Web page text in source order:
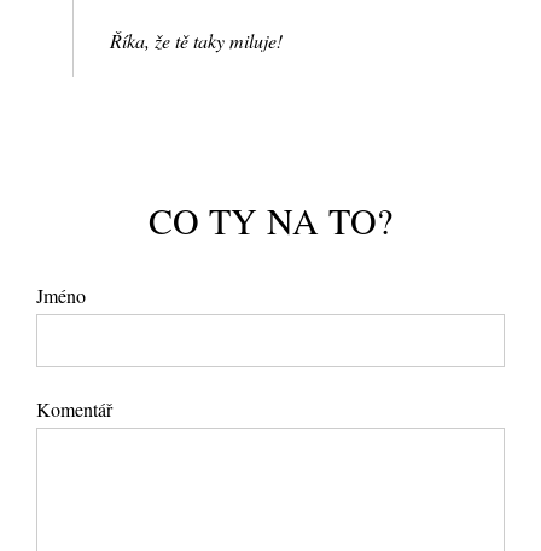
Říka, že tě taky miluje!
CO TY NA TO?
Jméno
Komentář